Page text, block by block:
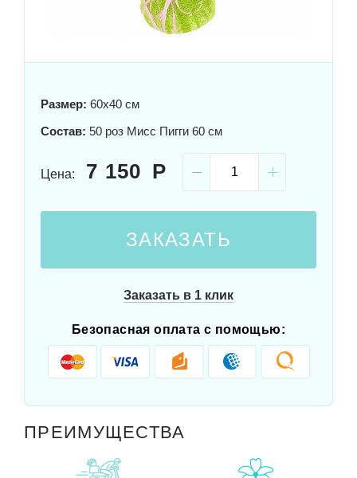
Размер: 60x40 см
Состав: 50 роз Мисс Пигги 60 см
Цена: 7 150
ЗАКАЗАТЬ
Заказать в 1 клик
Безопасная оплата с помощью:
ПРЕИМУЩЕСТВА